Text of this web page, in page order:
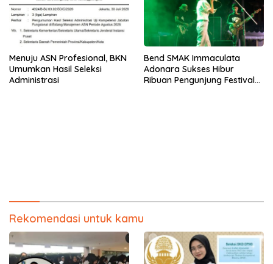
Menuju ASN Profesional, BKN
Umumkan Hasil Seleksi
Administrasi
Bend SMAK Immaculata
Adonara Sukses Hibur
Ribuan Pengunjung Festival
Rekomendasi untuk kamu